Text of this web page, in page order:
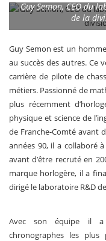
Guy Semon, CEO du
de la
Guy Semon est un
au succès des autres. Ce
carrière de pilote de
métiers. Passionné de
plus récemment
physique et science de
de Franche-Comté avant
années 90, il a collaboré
avant d’être recruté en
marque horlogère, il a
dirigé le laboratoire R&D de
Avec son équipe il a
chronographes les